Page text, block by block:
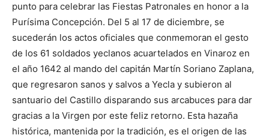
punto para celebrar las Fiestas Patronales en honor a la
Purísima Concepción. Del 5 al 17 de diciembre, se
sucederán los actos oficiales que conmemoran el gesto
de los 61 soldados yeclanos acuartelados en Vinaroz en
el año 1642 al mando del capitán Martín Soriano Zaplana,
que regresaron sanos y salvos a Yecla y subieron al
santuario del Castillo disparando sus arcabuces para dar
gracias a la Virgen por este feliz retorno. Esta hazaña
histórica, mantenida por la tradición, es el origen de las